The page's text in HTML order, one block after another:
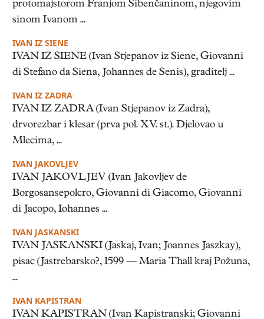
protomajstorom Franjom Šibenčaninom, njegovim
sinom Ivanom ...
IVAN IZ SIENE
IVAN IZ SIENE (Ivan Stjepanov iz Siene, Giovanni
di Stefano da Siena, Johannes de Senis), graditelj ...
IVAN IZ ZADRA
IVAN IZ ZADRA (Ivan Stjepanov iz Zadra),
drvorezbar i klesar (prva pol. XV. st.). Djelovao u
Mlecima, ...
IVAN JAKOVLJEV
IVAN JAKOVLJEV (Ivan Jakovljev de
Borgosansepolcro, Giovanni di Giacomo, Giovanni
di Jacopo, Iohannes ...
IVAN JASKANSKI
IVAN JASKANSKI (Jaskaj, Ivan; Joannes Jaszkay),
pisac (Jastrebarsko?, 1599 — Maria Thall kraj Požuna,
...
IVAN KAPISTRAN
IVAN KAPISTRAN (Ivan Kapistranski; Giovanni